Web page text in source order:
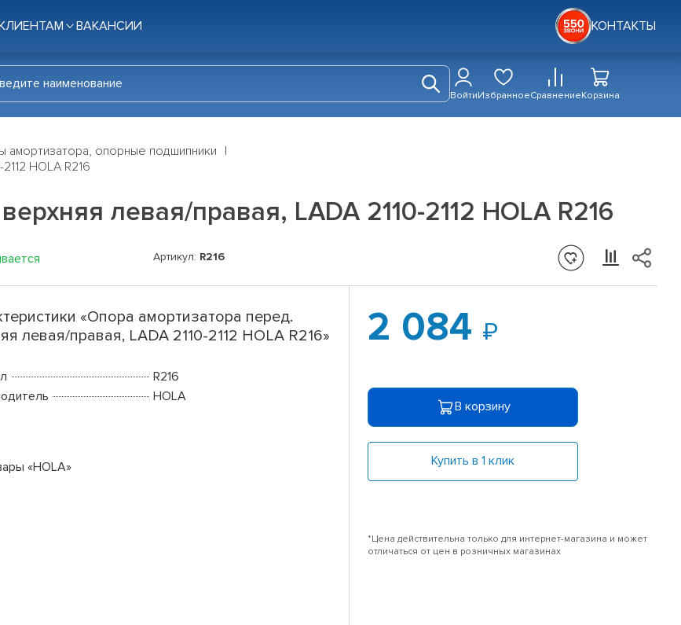
ВАКАНСИИ КОНТАКТЫ
ВойтиИзбранноеСравнениеКорзина
амортизатора, опорные подшипники
HOLA R216
левая/правая, LADA 2110-2112 HOLA R216
Артикул: R216
«Опора амортизатора перед.
левая/правая, LADA 2110-2112 HOLA R216»
R216
HOLA
«HOLA»
2 084
В корзину
Купить в 1 клик
*Цена действительна только для интернет-магазина и может
отличаться от цен в розничных магазинах